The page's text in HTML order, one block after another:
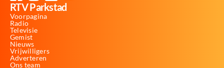
RTV Parkstad
Voorpagina
Radio
Televisie
Gemist
Nieuws
Vrijwilligers
Adverteren
Ons team